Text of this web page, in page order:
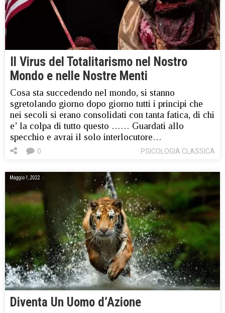
Il Virus del Totalitarismo nel Nostro
Mondo e nelle Nostre Menti
Cosa sta succedendo nel mondo, si stanno
sgretolando giorno dopo giorno tutti i principi che
nei secoli si erano consolidati con tanta fatica, di chi
e’ la colpa di tutto questo …… Guardati allo
specchio e avrai il solo interlocutore…
PSICOLOGIA CLASSICA
0
Maggio 1, 2022
Diventa Un Uomo d’Azione